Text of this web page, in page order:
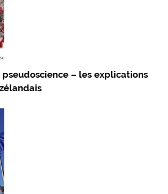
– les explications